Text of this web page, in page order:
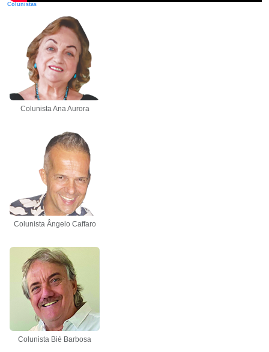
Colunistas
Colunista Ana Aurora
Colunista Ângelo Caffaro
Colunista Bié Barbosa